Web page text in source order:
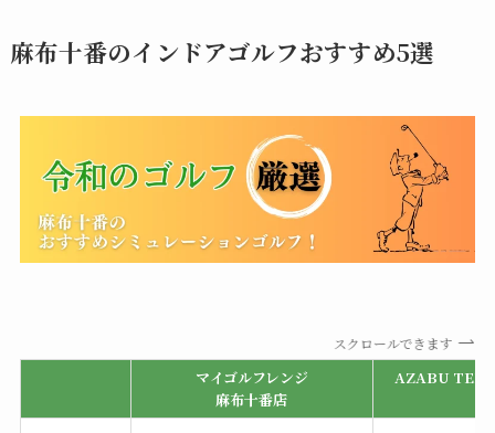
麻布十番のインドアゴルフおすすめ5選
スクロールできます
マイゴルフレンジ
麻布十番店
AZABU